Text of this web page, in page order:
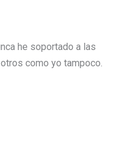
he soportado a las
como yo tampoco.